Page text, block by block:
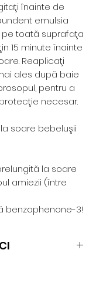
înainte de
emulsia
toată suprafaţa
15 minute înainte
Reaplicaţi
ales după baie
pentru a
necesar.
soare bebeluşii
la soare
amiezii (între
benzophenone-3!
15 Alkyl